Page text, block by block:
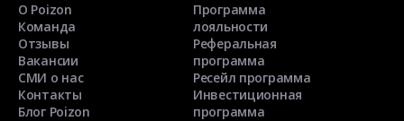
О Poizon
Команда
Отзывы
Вакансии
СМИ о нас
Контакты
Блог Poizon
Программа
лояльности
Реферальная
программа
Ресейл программа
Инвестиционная
программа